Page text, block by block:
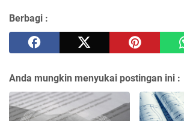
Berbagi :
Anda mungkin menyukai postingan ini :